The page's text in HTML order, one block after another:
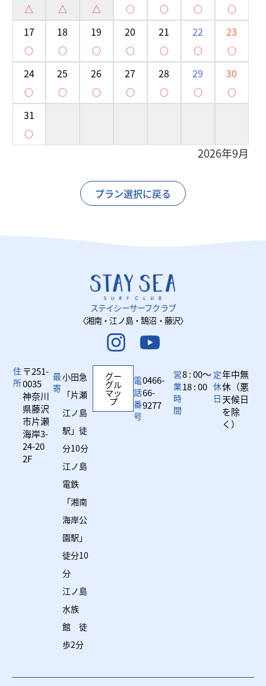
△ △ △ ○ ○ ○ ○
17
○
18
○
19
○
20
○
21
○
22
○
23
○
24
○
25
○
26
○
27
○
28
○
29
○
30
○
31
○
2026年9月
プラン選択に戻る
ステイシーサーフクラブ
〈湘南・江ノ島・鵠沼・藤沢〉
住
所
〒251-
0035
神奈川
県藤沢
市片瀬
海岸3-
24-20
2F
最
寄
小田急
「片瀬
江ノ島
駅」徒
分10分
江ノ島
電鉄
「湘南
海岸公
園駅」
徒分10
分
江ノ島
水族
館 徒
歩2分
グー
グル
マッ
プ
電
話
番
号
0466-
66-
9277
営
業
時
間
8 : 00～
18 : 00
定
休
日
年中無
休（悪
天候日
を除
く）